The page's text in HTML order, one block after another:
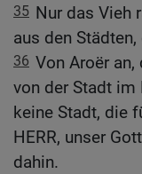
35 Nur das Vieh
aus den
36 Von Aroër
von der Stadt im
keine Stadt, die
HERR, unser
dahin.